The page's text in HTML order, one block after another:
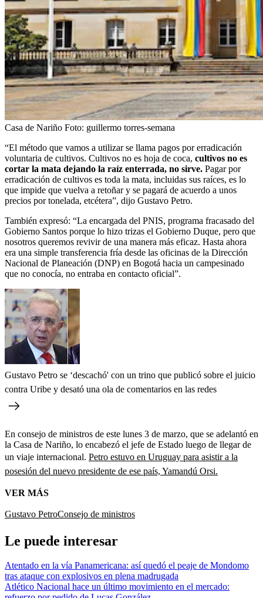
Casa de Nariño Foto: guillermo torres-semana
“El método que vamos a utilizar se llama pagos por erradicación
voluntaria de cultivos. Cultivos no es hoja de coca, cultivos no es
cortar la mata dejando la raíz enterrada, no sirve. Pagar por
erradicación de cultivos es toda la mata, incluidas sus raíces, es lo
que impide que vuelva a retoñar y se pagará de acuerdo a unos
precios por tonelada, etcétera”, dijo Gustavo Petro.
También expresó: “La encargada del PNIS, programa fracasado del
Gobierno Santos porque lo hizo trizas el Gobierno Duque, pero que
nosotros queremos revivir de una manera más eficaz. Hasta ahora
era una simple transferencia fría desde las oficinas de la Dirección
Nacional de Planeación (DNP) en Bogotá hacia un campesinado
que no conocía, no entraba en contacto oficial”.
Gustavo Petro se ‘descachó' con un trino que publicó sobre el juicio
contra Uribe y desató una ola de comentarios en las redes
En consejo de ministros de este lunes 3 de marzo, que se adelantó en
la Casa de Nariño, lo encabezó el jefe de Estado luego de llegar de
un viaje internacional. Petro estuvo en Uruguay para asistir a la
posesión del nuevo presidente de ese país, Yamandú Orsi.
VER MÁS
Gustavo PetroConsejo de ministros
Le puede interesar
Atentado en la vía Panamericana: así quedó el peaje de Mondomo
tras ataque con explosivos en plena madrugada
Atlético Nacional hace un último movimiento en el mercado: